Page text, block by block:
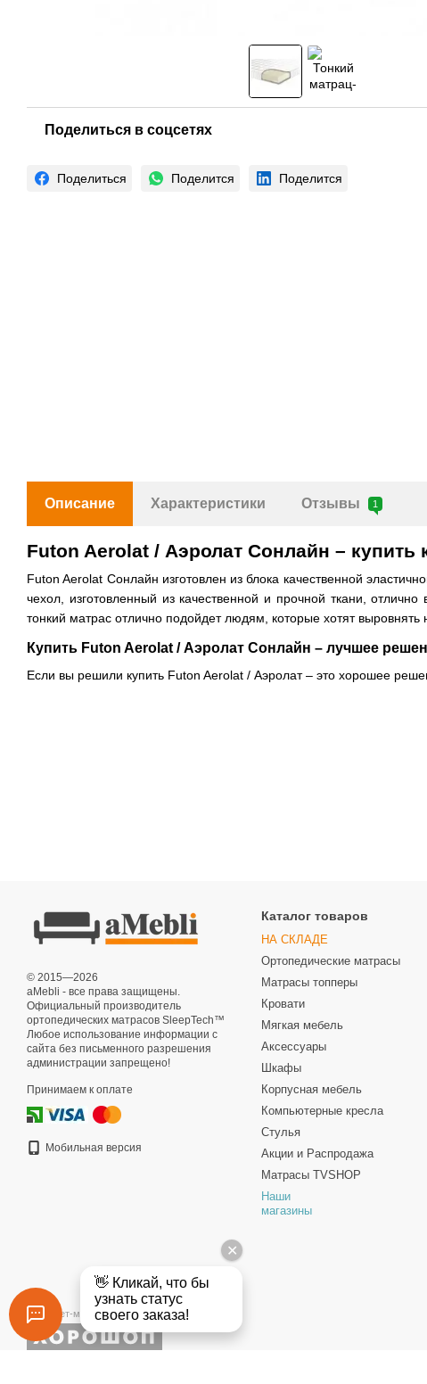
Поделиться в соцсетях
Поделиться Поделится Поделится
Описание Характеристики Отзывы 1
Futon Aerolat / Аэролат Сонлайн – купить
Futon Aerolat Сонлайн изготовлен из блока качественной
чехол, изготовленный из качественной и прочной ткани,
тонкий матрас отлично подойдет людям, которые хотят
Купить Futon Aerolat / Аэролат Сонлайн – лучшее
Если вы решили купить Futon Aerolat / Аэролат – это хорошее
© 2015—2026
aMebli - все права защищены.
Официальный производитель
ортопедических матрасов SleepTech™
Любое использование информации с
сайта без письменного разрешения
администрации запрещено!
Принимаем к оплате
Мобильная версия
Интернет-магазин создан с Хорошоп
Каталог товаров
НА СКЛАДЕ
Ортопедические матрасы
Матрасы топперы
Кровати
Мягкая мебель
Аксессуары
Шкафы
Корпусная мебель
Компьютерные кресла
Стулья
Акции и Распродажа
Матрасы TVSHOP
Наши
магазины